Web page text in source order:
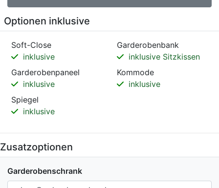
Optionen inklusive
Soft-Close
inklusive
Garderobenbank
inklusive Sitzkissen
Garderobenpaneel
inklusive
Kommode
inklusive
Spiegel
inklusive
Zusatzoptionen
Garderobenschrank